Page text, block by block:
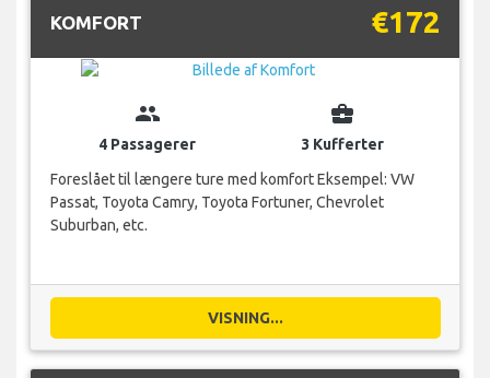
KOMFORT €172
group
4 Passagerer
business_center
3 Kufferter
Foreslået til længere ture med komfort Eksempel: VW
Passat, Toyota Camry, Toyota Fortuner, Chevrolet
Suburban, etc.
VISNING...